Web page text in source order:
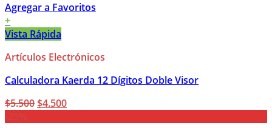
Agregar a Favoritos
+
Vista Rápida
Artículos Electrónicos
Calculadora Kaerda 12 Dígitos Doble Visor
$5.500El
$4.500El